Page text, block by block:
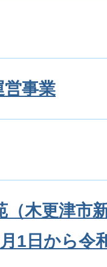
営事業
（木更津市
1日から令